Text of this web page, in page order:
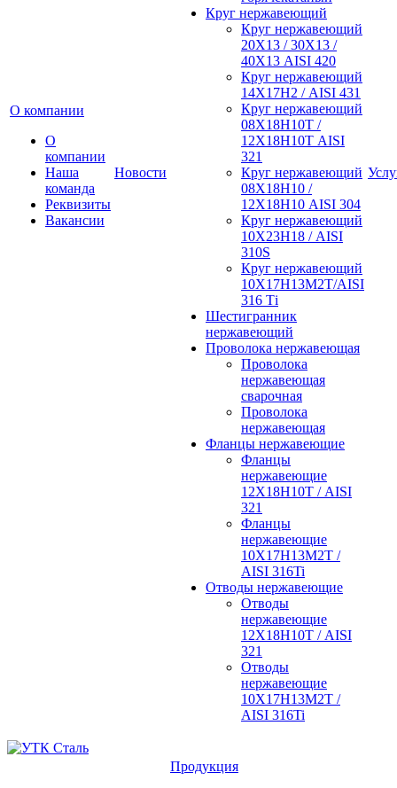
О компании
О
компании
Наша
команда
Реквизиты
Вакансии
Новости
Круг нержавеющий
Круг нержавеющий
20Х13 / 30Х13 /
40Х13 AISI 420
Круг нержавеющий
14Х17Н2 / AISI 431
Круг нержавеющий
08Х18Н10Т /
12Х18Н10Т AISI
321
Круг нержавеющий
08Х18Н10 /
12Х18Н10 AISI 304
Круг нержавеющий
10Х23Н18 / AISI
310S
Круг нержавеющий
10Х17Н13М2Т/AISI
316 Тi
Шестигранник
нержавеющий
Проволока нержавеющая
Проволока
нержавеющая
сварочная
Проволока
нержавеющая
Фланцы нержавеющие
Фланцы
нержавеющие
12Х18Н10Т / AISI
321
Фланцы
нержавеющие
10Х17Н13М2Т /
AISI 316Ti
Отводы нержавеющие
Отводы
нержавеющие
12Х18Н10Т / AISI
321
Отводы
нержавеющие
10Х17Н13М2Т /
AISI 316Ti
Продукция